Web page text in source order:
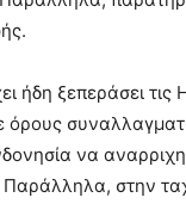
ήδη ξεπεράσει
να
στην